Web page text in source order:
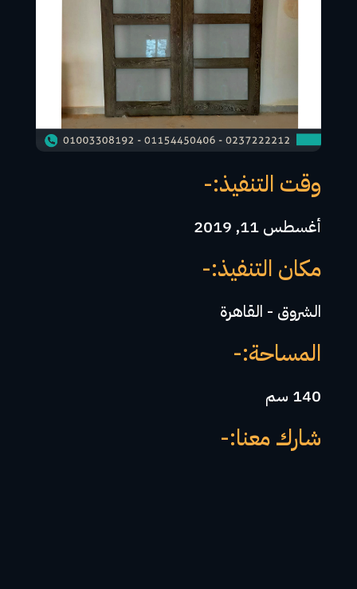
وقت التنفيذ:-
أغسطس 11, 2019
مكان التنفيذ:-
الشروق - القاهرة
المساحة:-
140 سم
شارك معنا:-